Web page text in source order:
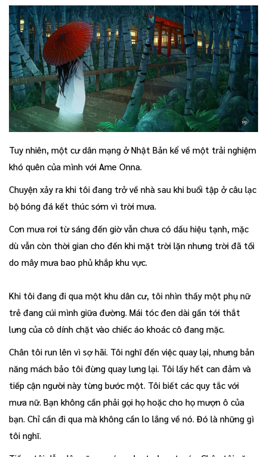
Tuy nhiên, một cư dân mạng ở Nhật Bản kể về một trải nghiệm
khó quên của mình với Ame Onna.
Chuyện xảy ra khi tôi đang trở về nhà sau khi buổi tập ở câu lạc
bộ bóng đá kết thúc sớm vì trời mưa.
Cơn mưa rơi từ sáng đến giờ vẫn chưa có dấu hiệu tạnh, mặc
dù vẫn còn thời gian cho đến khi mặt trời lặn nhưng trời đã tối
do mây mưa bao phủ khắp khu vực.
Khi tôi đang đi qua một khu dân cư, tôi nhìn thấy một phụ nữ
trẻ đang cúi mình giữa đường. Mái tóc đen dài gần tới thắt
lưng của cô dính chặt vào chiếc áo khoác cô đang mặc.
Chân tôi run lên vì sợ hãi. Tôi nghĩ đến việc quay lại, nhưng bản
năng mách bảo tôi đừng quay lưng lại. Tôi lấy hết can đảm và
tiếp cận người này từng bước một. Tôi biết các quy tắc với
mưa nữ. Bạn không cần phải gọi họ hoặc cho họ mượn ô của
bạn. Chỉ cần đi qua mà không cần lo lắng về nó. Đó là những gì
tôi nghĩ.